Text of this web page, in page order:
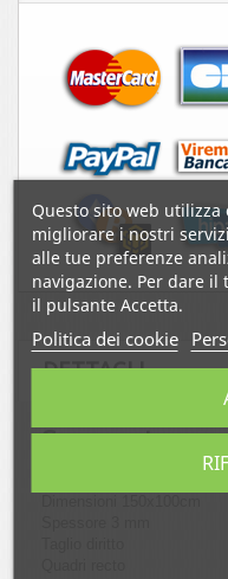
DETTAGLI
Supporto:
Questo sito web
migliorare i nostri
alle tue preferenze
navigazione. Per dare il
il pulsante Accetta.
Politica dei cookie